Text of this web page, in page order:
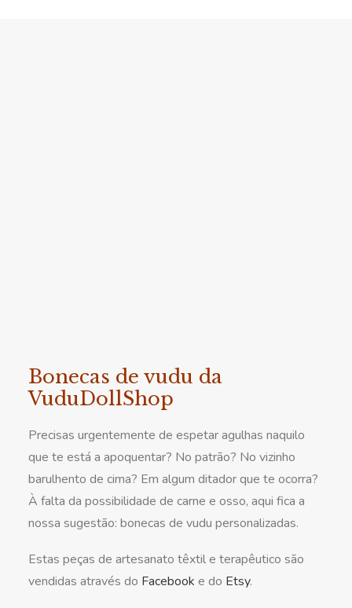
Bonecas de vudu da
VuduDollShop
Precisas urgentemente de espetar agulhas naquilo
que te está a apoquentar? No patrão? No vizinho
barulhento de cima? Em algum ditador que te ocorra?
À falta da possibilidade de carne e osso, aqui fica a
nossa sugestão: bonecas de vudu personalizadas.
Estas peças de artesanato têxtil e terapêutico são
vendidas através do Facebook e do Etsy.